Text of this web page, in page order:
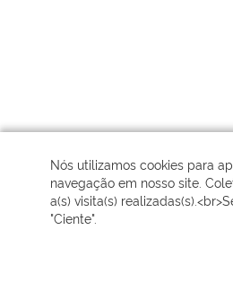
Nós utilizamos cookies para
navegação em nosso site.
a(s) visita(s)
"Ciente".